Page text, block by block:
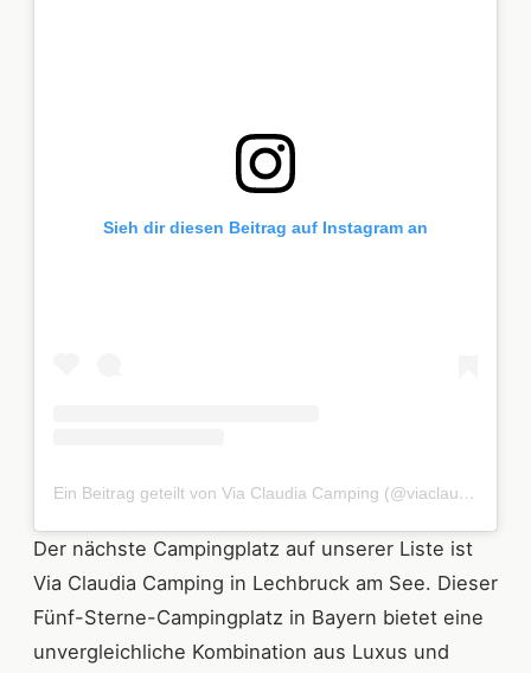
Sieh dir diesen Beitrag auf Instagram an
Ein Beitrag geteilt von Via Claudia Camping (@viaclaudiacamping)
Der nächste Campingplatz auf unserer Liste ist
Via Claudia Camping in Lechbruck am See. Dieser
Fünf-Sterne-Campingplatz in Bayern bietet eine
unvergleichliche Kombination aus Luxus und